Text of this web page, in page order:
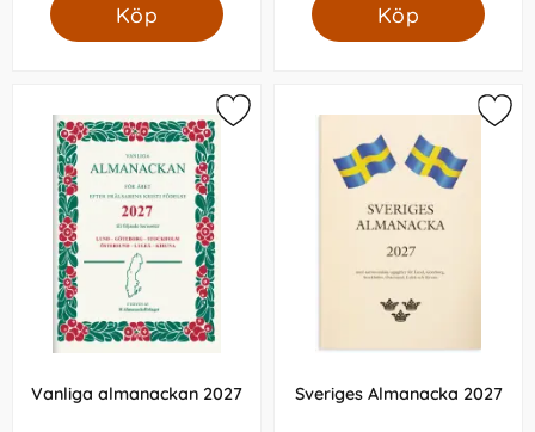
Kalendrarna för 2027 kommer gå att beställa från maj
finnas på lager i slutet av augusti.
Köp
Köp
Vanliga almanackan 2027 Sveriges Almanacka 2027